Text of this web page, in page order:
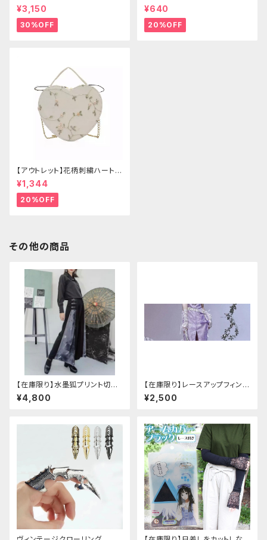
ゴールドクラウン＆ホーン(ヴェ
ール付き)
¥3,150
30%OFF
ー
¥640
20%OFF
【アウトレット】花柄刺繍ハートバ
ッグ
¥1,344
20%OFF
その他の商品
【在庫限り】水墨狐プリント切替
サイドバックルワイドパンツ（Lサ
イズ
¥4,800
【在庫限り】レースアップフィンガ
ーレスカバー(パンクチャイナ)
¥2,500